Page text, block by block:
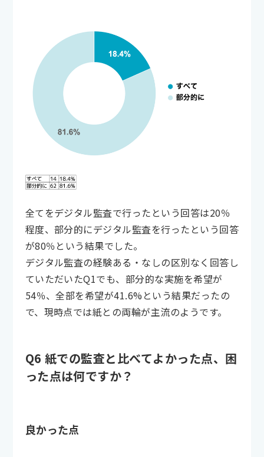
全てをデジタル監査で行ったという回答は20％
程度、部分的にデジタル監査を行ったという回答
が80％という結果でした。
デジタル監査の経験ある・なしの区別なく回答し
ていただいたQ1でも、部分的な実施を希望が
54％、全部を希望が41.6%という結果だったの
で、現時点では紙との両輪が主流のようです。
Q6 紙での監査と比べてよかった点、困
った点は何ですか？
良かった点